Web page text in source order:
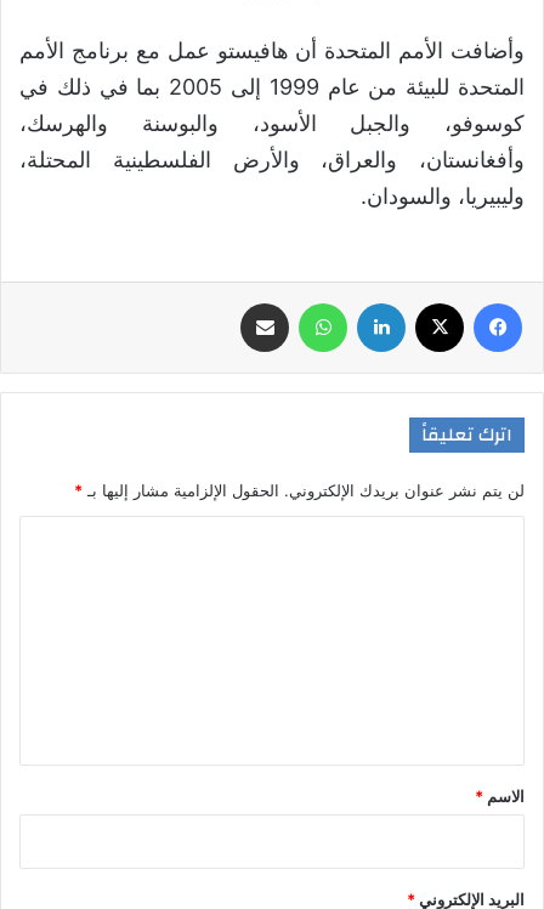
وأضافت الأمم المتحدة أن هافيستو عمل مع برنامج الأمم
المتحدة للبيئة من عام 1999 إلى 2005 بما في ذلك في
كوسوفو، والجبل الأسود، والبوسنة والهرسك،
وأفغانستان، والعراق، والأرض الفلسطينية المحتلة،
وليبيريا، والسودان.
اترك تعليقاً
لن يتم نشر عنوان بريدك الإلكتروني. الحقول الإلزامية مشار إليها بـ*
*
الاسم *
البريد الإلكتروني*